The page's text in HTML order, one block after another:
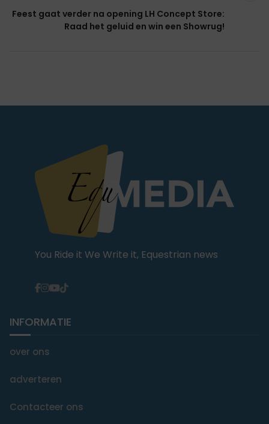
Feest gaat verder na opening LH Concept Store:
Raad het geluid en win een Showrug!
You Ride it We Write it, Equestrian news
INFORMATIE
over ons
adverteren
Contacteer ons